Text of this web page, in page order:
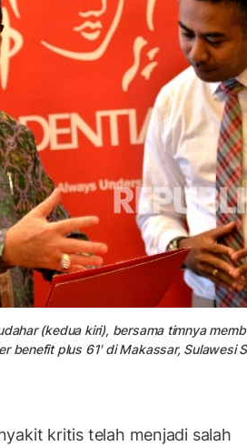
(kedua kiri), bersama timnya
benefit plus 61' di Makassar, Sulawesi
kritis telah menjadi salah